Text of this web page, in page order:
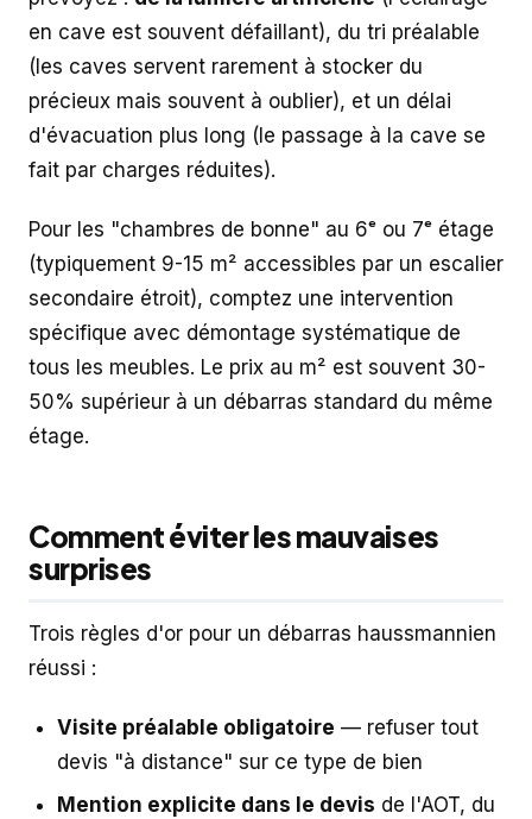
en cave est souvent défaillant), du tri préalable
(les caves servent rarement à stocker du
précieux mais souvent à oublier), et un délai
d'évacuation plus long (le passage à la cave se
fait par charges réduites).
Pour les "chambres de bonne" au 6ᵉ ou 7ᵉ étage
(typiquement 9-15 m² accessibles par un escalier
secondaire étroit), comptez une intervention
spécifique avec démontage systématique de
tous les meubles. Le prix au m² est souvent 30-
50% supérieur à un débarras standard du même
étage.
Comment éviter les mauvaises
surprises
Trois règles d'or pour un débarras haussmannien
réussi :
Visite préalable obligatoire — refuser tout
devis "à distance" sur ce type de bien
Mention explicite dans le devis de l'AOT, du